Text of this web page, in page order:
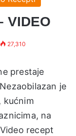
VIDEO
27,310
prestaje
je
kućnim
na
recept